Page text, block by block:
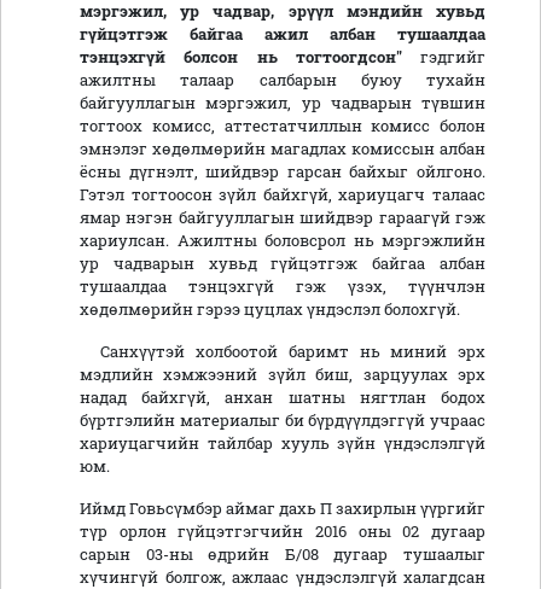
мэргэжил, ур чадвар, эрүүл мэндийн хувьд
гүйцэтгэж байгаа ажил албан тушаалдаа
тэнцэхгүй болсон нь тогтоогдсон"гэдгийг
ажилтны талаар салбарын буюу тухайн
байгууллагын мэргэжил, ур чадварын түвшин
тогтоох комисс, аттестатчиллын комисс болон
эмнэлэг хөдөлмөрийн магадлах комиссын албан
ёсны дүгнэлт, шийдвэр гарсан байхыг ойлгоно.
Гэтэл тогтоосон зүйл байхгүй, хариуцагч талаас
ямар нэгэн байгууллагын шийдвэр гараагүй гэж
хариулсан. Ажилтны боловсрол нь мэргэжлийн
ур чадварын хувьд гүйцэтгэж байгаа албан
тушаалдаа тэнцэхгүй гэж үзэх, түүнчлэн
хөдөлмөрийн гэрээ цуцлах үндэслэл болохгүй.
Санхүүтэй холбоотой баримт нь миний эрх
мэдлийн хэмжээний зүйл биш, зарцуулах эрх
надад байхгүй, анхан шатны нягтлан бодох
бүртгэлийн материалыг би бүрдүүлдэггүй учраас
хариуцагчийн тайлбар хууль зүйн үндэслэлгүй
юм.
Иймд Говьсүмбэр аймаг дахь П захирлын үүргийг
түр орлон гүйцэтгэгчийн 2016 оны 02 дугаар
сарын 03-ны өдрийн Б/08 дугаар тушаалыг
хүчингүй болгож, ажлаас үндэслэлгүй халагдсан